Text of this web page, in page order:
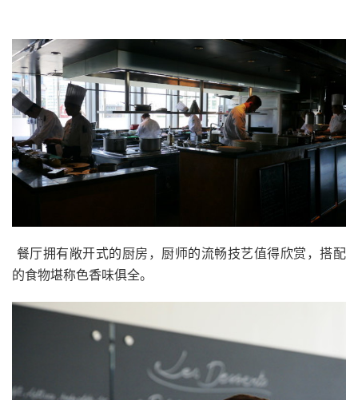
餐厅拥有敞开式的厨房，厨师的流畅技艺值得欣赏，搭配
的食物堪称色香味俱全。